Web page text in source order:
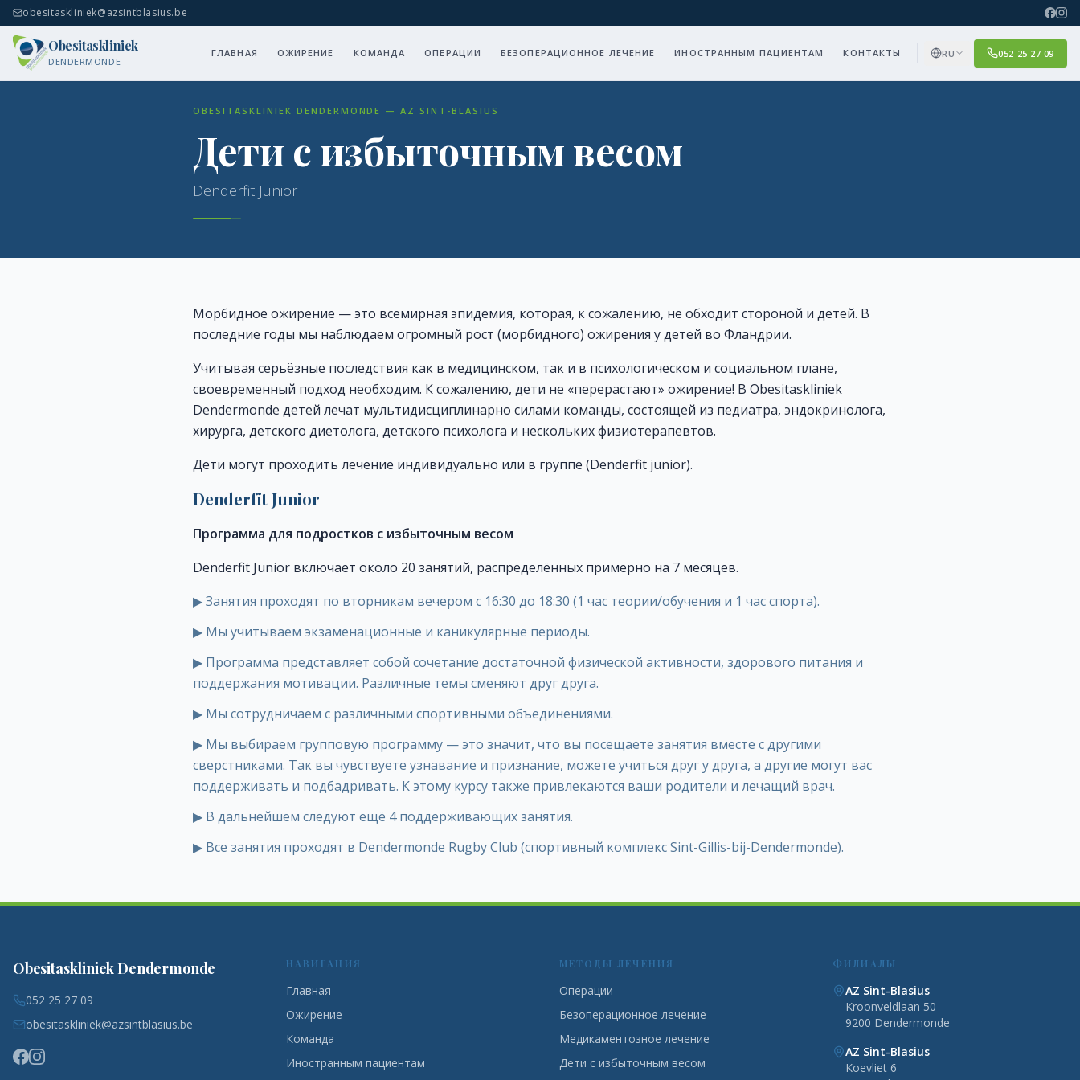
obesitaskliniek@azsintblasius.be
Obesitaskliniek
DENDERMONDE
ГЛАВНАЯ ОЖИРЕНИЕ КОМАНДА ОПЕРАЦИИ БЕЗОПЕРАЦИОННОЕ ЛЕЧЕНИЕ ИНОСТРАННЫМ ПАЦИЕНТАМ КОНТАКТЫ RU 052 25 27 09
OBESITASKLINIEK DENDERMONDE — AZ SINT-BLASIUS
Дети с избыточным весом
Denderfit Junior
Морбидное ожирение — это всемирная эпидемия, которая, к сожалению, не обходит стороной и детей. В
последние годы мы наблюдаем огромный рост (морбидного) ожирения у детей во Фландрии.
Учитывая серьёзные последствия как в медицинском, так и в психологическом и социальном плане,
своевременный подход необходим. К сожалению, дети не «перерастают» ожирение! В Obesitaskliniek
Dendermonde детей лечат мультидисциплинарно силами команды, состоящей из педиатра, эндокринолога,
хирурга, детского диетолога, детского психолога и нескольких физиотерапевтов.
Дети могут проходить лечение индивидуально или в группе (Denderfit junior).
Denderfit Junior
Программа для подростков с избыточным весом
Denderfit Junior включает около 20 занятий, распределённых примерно на 7 месяцев.
▶Занятия проходят по вторникам вечером с 16:30 до 18:30 (1 час теории/обучения и 1 час спорта).
▶ Мы учитываем экзаменационные и каникулярные периоды.
▶ Программа представляет собой сочетание достаточной физической активности, здорового питания и
поддержания мотивации. Различные темы сменяют друг друга.
▶ Мы сотрудничаем с различными спортивными объединениями.
▶ Мы выбираем групповую программу — это значит, что вы посещаете занятия вместе с другими
сверстниками. Так вы чувствуете узнавание и признание, можете учиться друг у друга, а другие могут вас
поддерживать и подбадривать. К этому курсу также привлекаются ваши родители и лечащий врач.
▶ В дальнейшем следуют ещё 4 поддерживающих занятия.
▶ Все занятия проходят в Dendermonde Rugby Club (спортивный комплекс Sint-Gillis-bij-Dendermonde).
Obesitaskliniek Dendermonde
052 25 27 09
obesitaskliniek@azsintblasius.be
НАВИГАЦИЯ
Главная
Ожирение
Команда
Иностранным пациентам
МЕТОДЫ ЛЕЧЕНИЯ
Операции
Безоперационное лечение
Медикаментозное лечение
Дети с избыточным весом
ФИЛИАЛЫ
AZ Sint-Blasius
Kroonveldlaan 50
9200 Dendermonde
AZ Sint-Blasius
Koevliet 6